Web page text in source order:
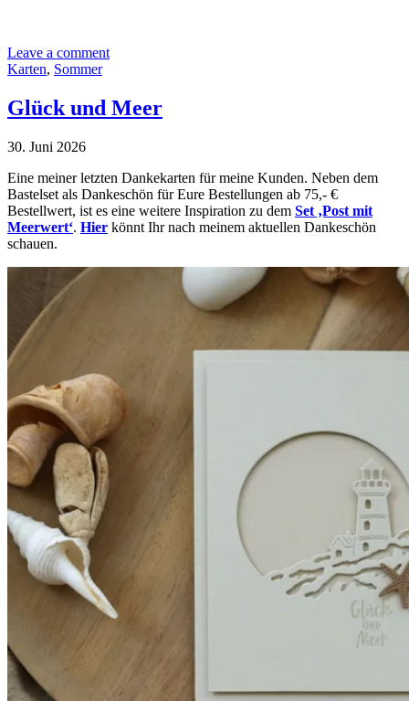
Leave a comment
Karten, Sommer
Glück und Meer
30. Juni 2026
Eine meiner letzten Dankekarten für meine Kunden. Neben dem
Bastelset als Dankeschön für Eure Bestellungen ab 75,- €
Bestellwert, ist es eine weitere Inspiration zu dem Set ‚Post mit
Meerwert‘. Hier könnt Ihr nach meinem aktuellen Dankeschön
schauen.